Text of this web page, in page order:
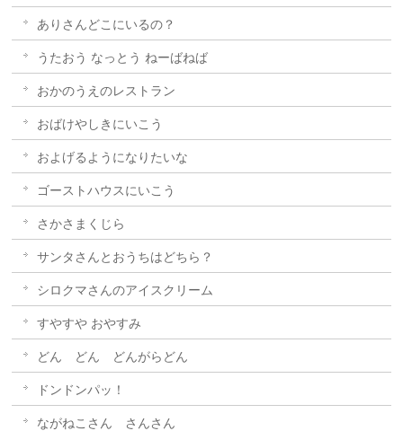
ありさんどこにいるの？
うたおう なっとう ねーばねば
おかのうえのレストラン
おばけやしきにいこう
およげるようになりたいな
ゴーストハウスにいこう
さかさまくじら
サンタさんとおうちはどちら？
シロクマさんのアイスクリーム
すやすや おやすみ
どん どん どんがらどん
ドンドンパッ！
ながねこさん さんさん